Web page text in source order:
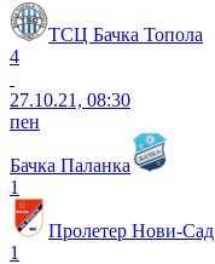
ТСЦ Бачка Топола
4
27.10.21, 08:30
пен
Бачка Паланка
1
Пролетер Нови-Сад
1